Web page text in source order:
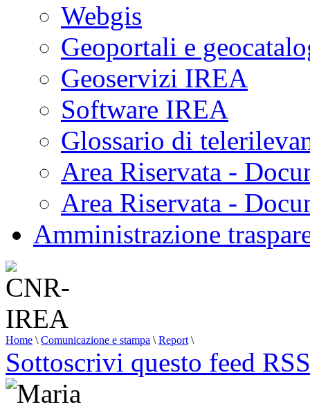
Webgis
Geoportali e
Geoservizi IREA
Software IREA
Glossario di
Area Riservata -
Area Riservata -
Amministrazione
Home \ Comunicazione e stampa \ Report \
Sottoscrivi questo feed RSS